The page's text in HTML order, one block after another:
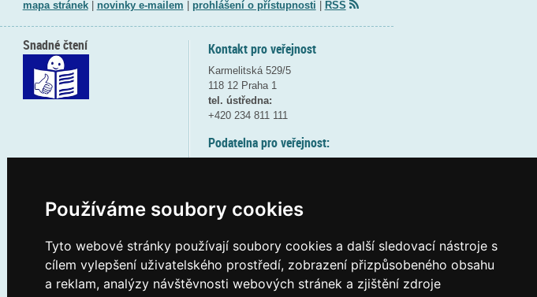
Používáme soubory cookies
Tyto webové stránky používají soubory cookies a další sledovací nástroje s
cílem vylepšení uživatelského prostředí, zobrazení přizpůsobeného obsahu
a reklam, analýzy návštěvnosti webových stránek a zjištění zdroje
mapa stránek| novinky e-mailem prohlášení o přístupnosti RSS
Kontakt pro veřejnost
Karmelitská 529/5
118 12 Praha 1
tel. ústředna:
+420 234 811 111
Podatelna pro veřejnost:
(více informací
Elektronická podatelna:
posta@msmtgov cz
Snadné čtení